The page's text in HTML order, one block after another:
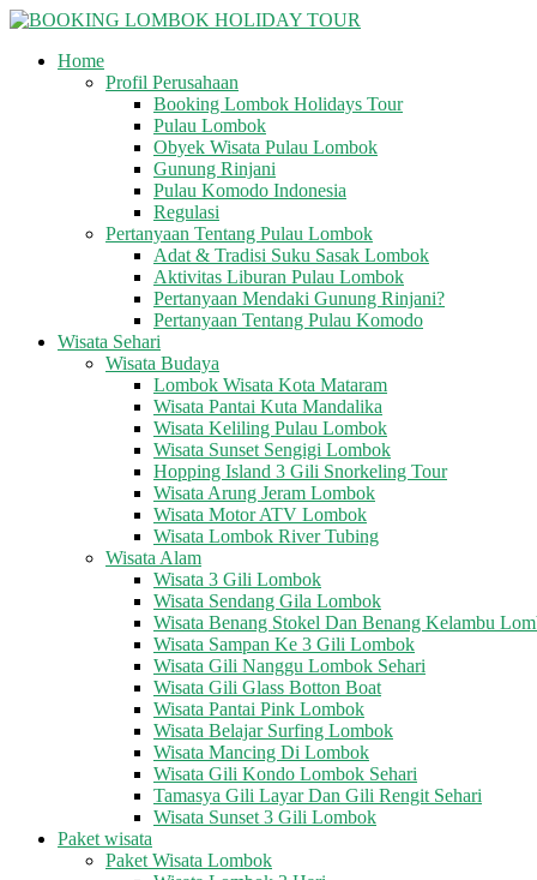
Skip
content
BOOKING
LOMBOK
Home
Profil Perusahaan
Booking Lombok Holidays Tour
Pulau Lombok
Obyek Wisata Pulau Lombok
Gunung Rinjani
Pulau Komodo Indonesia
Regulasi
Pertanyaan Tentang Pulau Lombok
Adat & Tradisi Suku Sasak Lombok
Aktivitas Liburan Pulau Lombok
Pertanyaan Mendaki Gunung Rinjani?
Pertanyaan Tentang Pulau Komodo
Wisata Sehari
Wisata Budaya
Lombok Wisata Kota Mataram
Wisata Pantai Kuta Mandalika
Wisata Keliling Pulau Lombok
Wisata Sunset Sengigi Lombok
Hopping Island 3 Gili Snorkeling Tour
Wisata Arung Jeram Lombok
Wisata Motor ATV Lombok
Wisata Lombok River Tubing
Wisata Alam
Wisata 3 Gili Lombok
Wisata Sendang Gila Lombok
Wisata Benang Stokel Dan Benang Kelambu
Wisata Sampan Ke 3 Gili Lombok
Wisata Gili Nanggu Lombok Sehari
Wisata Gili Glass Botton Boat
Wisata Pantai Pink Lombok
Wisata Belajar Surfing Lombok
Wisata Mancing Di Lombok
Wisata Gili Kondo Lombok Sehari
Tamasya Gili Layar Dan Gili Rengit Sehari
Wisata Sunset 3 Gili Lombok
Paket wisata
Paket Wisata Lombok